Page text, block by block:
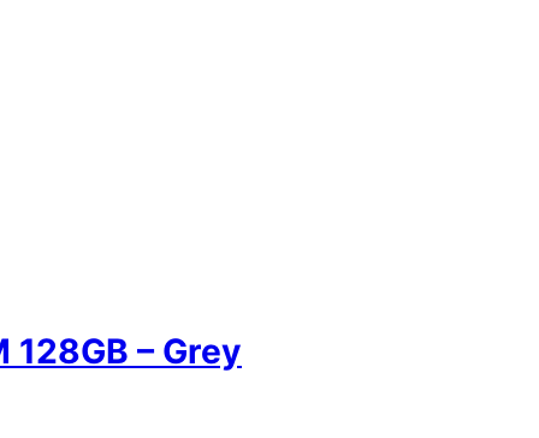
– Grey